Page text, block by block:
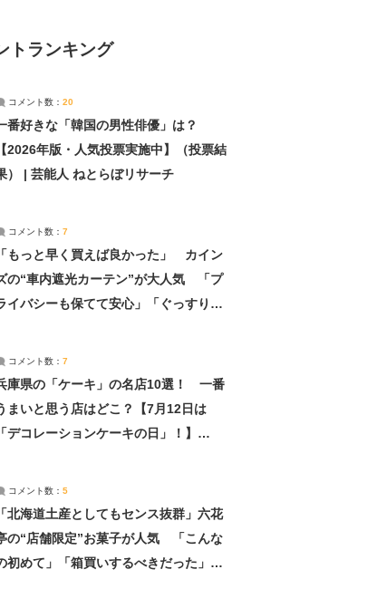
トランキング
コメント数： 20
番好きな「韓国の男性俳優」は？
【2026年版・人気投票実施中】（投票結
） | 芸能人 ねとらぼリサーチ
コメント数： 7
「もっと早く買えば良かった」 カイン
の“車内遮光カーテン”が大人気 「プ
イバシーも保てて安心」「ぐっすり眠
コメント数： 7
庫県の「ケーキ」の名店10選！ 一番
まいと思う店はどこ？【7月12日は
「デコレーションケーキの日」！】
コメント数： 5
「北海道土産としてもセンス抜群」六花
の“店舗限定”お菓子が人気 「こんな
初めて」「箱買いするべきだった」